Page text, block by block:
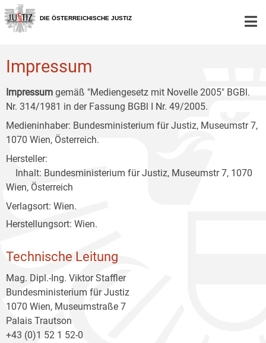
Zur
Hauptnavigation
[1]
Zum
Inhalt
[2]
Zum
Untermenü
[3]
DIE ÖSTERREICHISCHE JUSTIZ
Impressum
Impressum gemäß "Mediengesetz mit Novelle 2005" BGBl.
Nr. 314/1981 in der Fassung BGBl I Nr. 49/2005.
Medieninhaber: Bundesministerium für Justiz, Museumstr 7,
1070 Wien, Österreich.
Hersteller:
Inhalt: Bundesministerium für Justiz, Museumstr 7, 1070
Wien, Österreich
Verlagsort: Wien.
Herstellungsort: Wien.
Technische Leitung
Mag. Dipl.-Ing. Viktor Staffler
Bundesministerium für Justiz
1070 Wien, Museumstraße 7
Palais Trautson
+43 (0)1 52 1 52-0